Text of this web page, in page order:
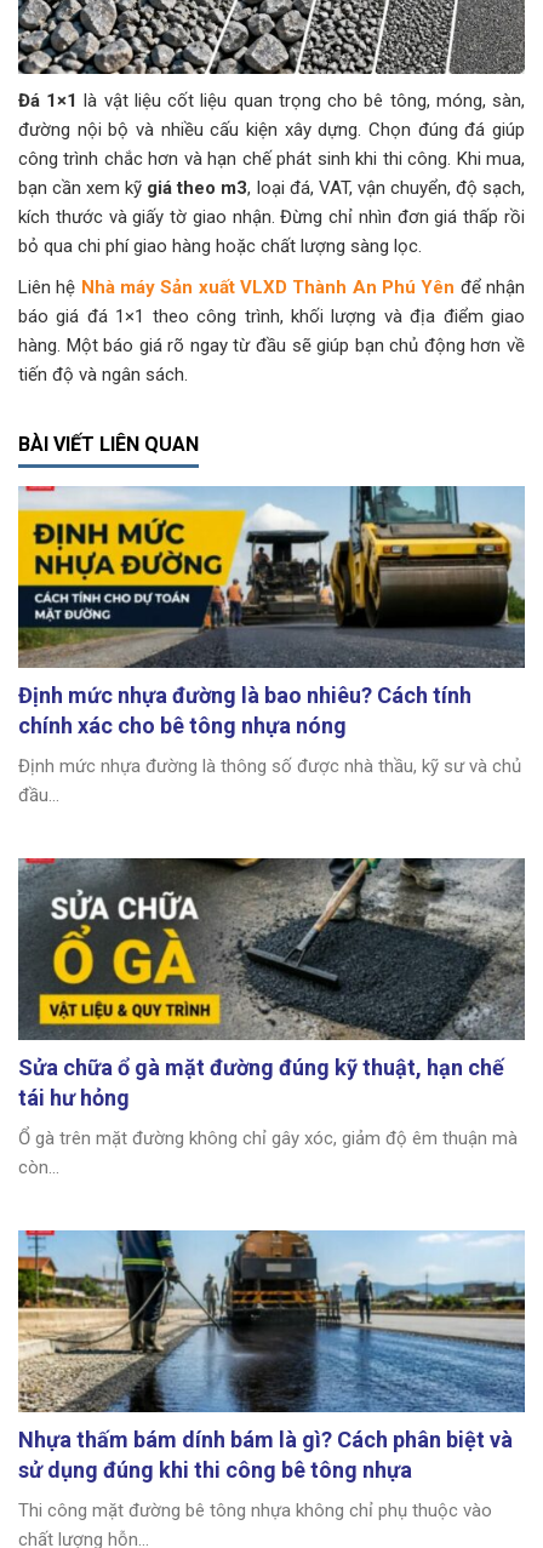
Đá 1×1
là vật liệu cốt liệu quan trọng cho bê tông, móng, sàn,
đường nội bộ và nhiều cấu kiện xây dựng. Chọn đúng đá giúp
công trình chắc hơn và hạn chế phát sinh khi thi công. Khi mua,
bạn cần xem kỹ giá theo m3, loại đá, VAT, vận chuyển, độ sạch,
kích thước và giấy tờ giao nhận. Đừng chỉ nhìn đơn giá thấp rồi
bỏ qua chi phí giao hàng hoặc chất lượng sàng lọc.
Liên hệ Nhà máy Sản xuất VLXD Thành An Phú Yên để nhận
báo giá đá 1×1 theo công trình, khối lượng và địa điểm giao
hàng. Một báo giá rõ ngay từ đầu sẽ giúp bạn chủ động hơn về
tiến độ và ngân sách.
BÀI VIẾT LIÊN QUAN
Định mức nhựa đường là bao nhiêu? Cách tính
chính xác cho bê tông nhựa nóng
Định mức nhựa đường là thông số được nhà thầu, kỹ sư và chủ
đầu...
Sửa chữa ổ gà mặt đường đúng kỹ thuật, hạn chế
tái hư hỏng
Ổ gà trên mặt đường không chỉ gây xóc, giảm độ êm thuận mà
còn...
Nhựa thấm bám dính bám là gì? Cách phân biệt và
sử dụng đúng khi thi công bê tông nhựa
Thi công mặt đường bê tông nhựa không chỉ phụ thuộc vào
chất lượng hỗn...